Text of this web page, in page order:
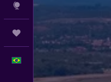
Explore